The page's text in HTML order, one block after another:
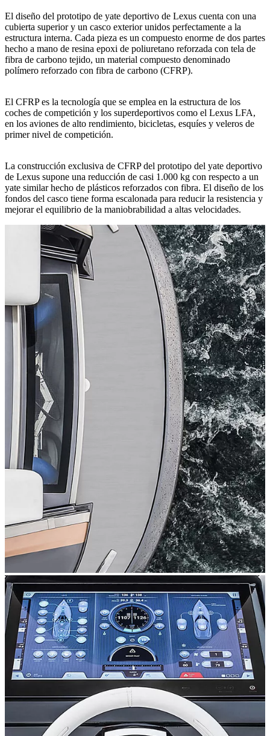
El diseño del prototipo de yate deportivo de Lexus cuenta con una
cubierta superior y un casco exterior unidos perfectamente a la
estructura interna. Cada pieza es un compuesto enorme de dos partes
hecho a mano de resina epoxi de poliuretano reforzada con tela de
fibra de carbono tejido, un material compuesto denominado
polímero reforzado con fibra de carbono (CFRP).
El CFRP es la tecnología que se emplea en la estructura de los
coches de competición y los superdeportivos como el Lexus LFA,
en los aviones de alto rendimiento, bicicletas, esquíes y veleros de
primer nivel de competición.
La construcción exclusiva de CFRP del prototipo del yate deportivo
de Lexus supone una reducción de casi 1.000 kg con respecto a un
yate similar hecho de plásticos reforzados con fibra. El diseño de los
fondos del casco tiene forma escalonada para reducir la resistencia y
mejorar el equilibrio de la maniobrabilidad a altas velocidades.